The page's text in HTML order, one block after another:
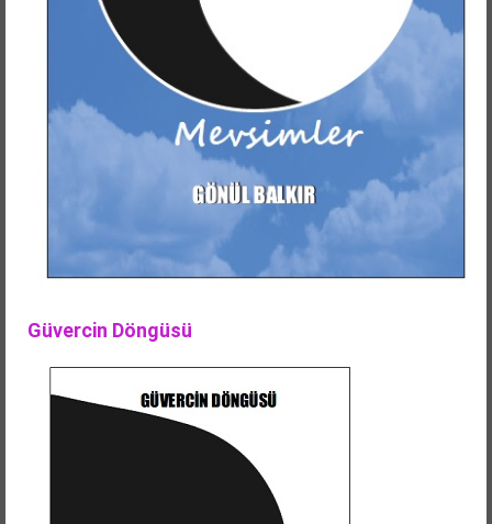
Güvercin Döngüsü